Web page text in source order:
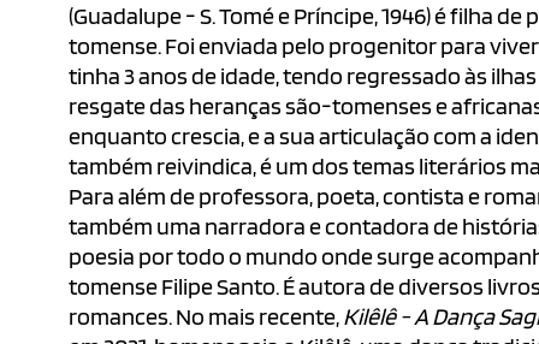
(Guadalupe - S. Tomé e Príncipe, 1946) é filha
tomense. Foi enviada pelo progenitor para
tinha 3 anos de idade, tendo regressado às ilhas
resgate das heranças são-tomenses e
enquanto crescia, e a sua articulação com a
também reivindica, é um dos temas literários
Para além de professora, poeta, contista e
também uma narradora e contadora de
poesia por todo o mundo onde surge
tomense Filipe Santo. É autora de diversos
romances. No mais recente,Kilêlê - A Dança